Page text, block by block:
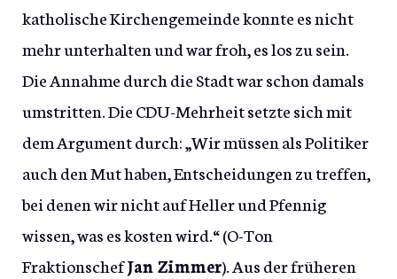
katholische Kirchengemeinde konnte es nicht
mehr unterhalten und war froh, es los zu sein.
Die Annahme durch die Stadt war schon damals
umstritten. Die CDU-Mehrheit setzte sich mit
dem Argument durch: „Wir müssen als Politiker
auch den Mut haben, Entscheidungen zu treffen,
bei denen wir nicht auf Heller und Pfennig
wissen, was es kosten wird.“ (O-Ton
FraktionschefJan Zimmer). Aus der früheren